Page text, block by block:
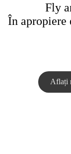
Fly
În apropiere
Aflați